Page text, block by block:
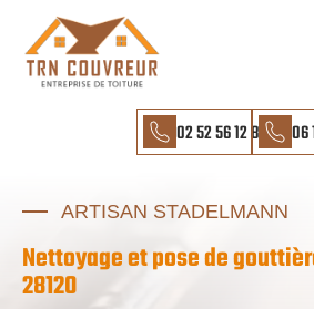
02 52 56 12 85 06
ARTISAN STADELMANN
Nettoyage et pose de
28120